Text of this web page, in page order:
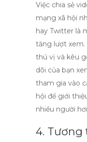
Việc chia sẻ
mạng xã hội
hay Twitter là
tăng lượt xem.
thú vị và kêu
dõi của bạn
tham gia vào
hội để giới
nhiều người
4. Tương